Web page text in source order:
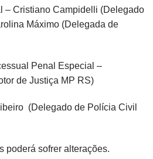
– Cristiano Campidelli (Delegado
Máximo (Delegada de
Penal Especial –
de Justiça MP RS)
(Delegado de Polícia Civil
poderá sofrer alterações.